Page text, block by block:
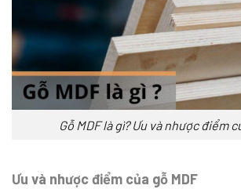
Gỗ MDF là gì? Ưu và nhược điểm
Ưu và nhược điểm của gỗ MDF